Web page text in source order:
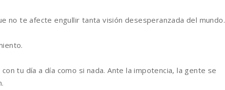
no te afecte engullir tanta visión desesperanzada del mundo.
tu día a día como si nada. Ante la impotencia, la gente se